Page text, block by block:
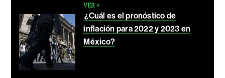
VER +
¿Cuál es el pronóstico de
inflación para 2022 y 2023 en
México?